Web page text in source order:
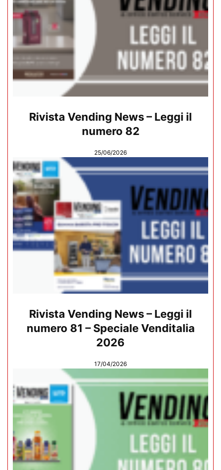
Rivista Vending News – Leggi il
numero 82
25/06/2026
Rivista Vending News – Leggi il
numero 81 – Speciale Venditalia
2026
17/04/2026